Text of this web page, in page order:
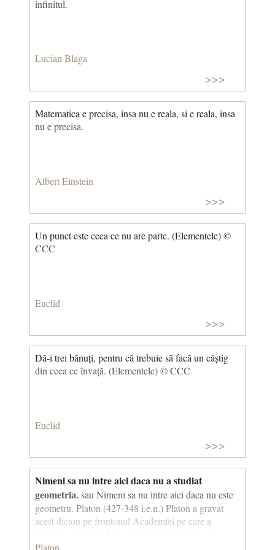
infinitul.
Lucian Blaga
>>>
Matematica e precisa, insa nu e reala, si e reala, insa
nu e precisa.
Albert Einstein
>>>
Un punct este ceea ce nu are parte. (Elementele) ©
CCC
Euclid
>>>
Dă-i trei bănuți, pentru că trebuie să facă un câștig
din ceea ce învață. (Elementele) © CCC
Euclid
>>>
Nimeni sa nu intre aici daca nu a studiat
geometria.sau Nimeni sa nu intre aici daca nu este
geometru. Platon (427-348 i.e.n.) Platon a gravat
acest dicton pe frontonul Academiei pe care a
trebuie sa cunosti matematica (care în momentul
Platon